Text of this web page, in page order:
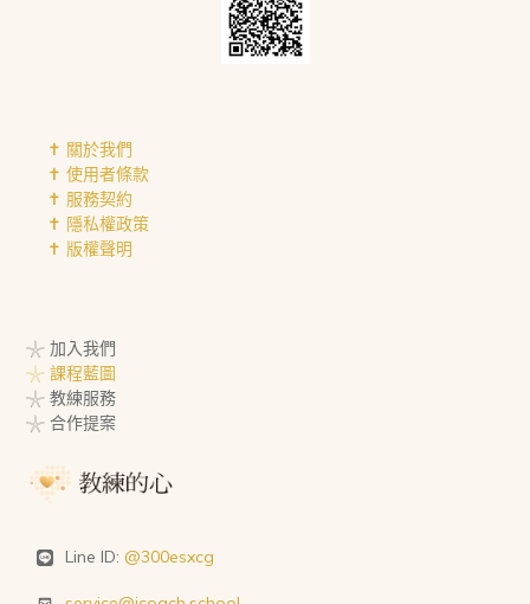
✝︎ 關於我們
✝︎ 使用者條款
✝︎ 服務契約
✝︎ 隱私權政策
✝︎ 版權聲明
𓇼 加入我們
𓇼 課程藍圖
𓇼 教練服務
𓇼 合作提案
Line ID: @300esxcg